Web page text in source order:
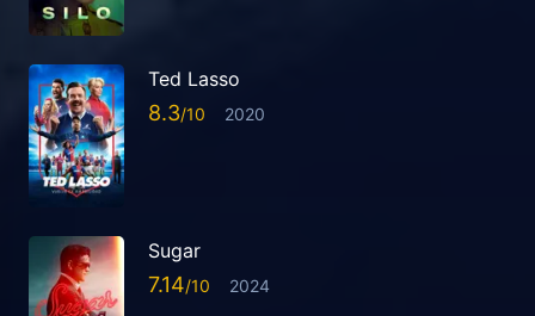
Ted Lasso
8.3 2020
Sugar
7.14 2024